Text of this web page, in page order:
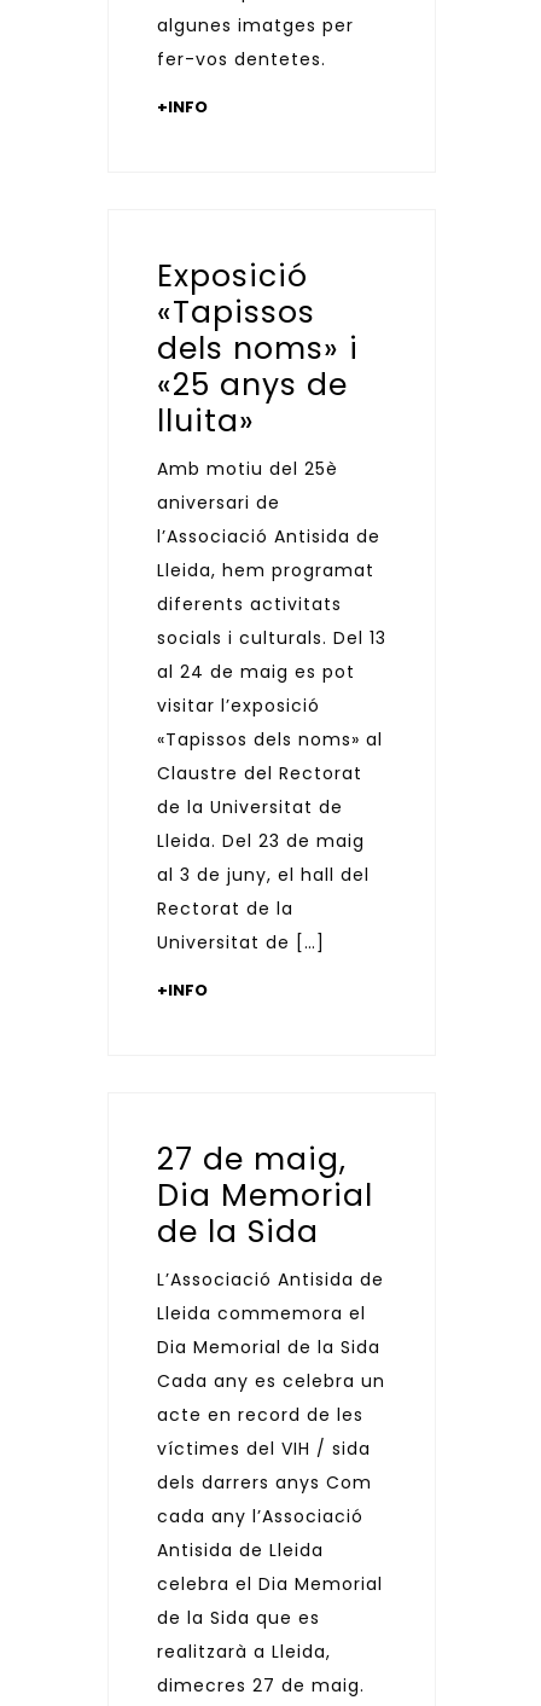
algunes imatges per
fer-vos dentetes.
+INFO
Exposició
«Tapissos
dels noms» i
«25 anys de
lluita»
Amb motiu del 25è
aniversari de
l’Associació Antisida de
Lleida, hem programat
diferents activitats
socials i culturals. Del 13
al 24 de maig es pot
visitar l’exposició
«Tapissos dels noms» al
Claustre del Rectorat
de la Universitat de
Lleida. Del 23 de maig
al 3 de juny, el hall del
Rectorat de la
Universitat de […]
+INFO
27 de maig,
Dia Memorial
de la Sida
L’Associació Antisida de
Lleida commemora el
Dia Memorial de la Sida
Cada any es celebra un
acte en record de les
víctimes del VIH / sida
dels darrers anys Com
cada any l’Associació
Antisida de Lleida
celebra el Dia Memorial
de la Sida que es
realitzarà a Lleida,
dimecres 27 de maig.